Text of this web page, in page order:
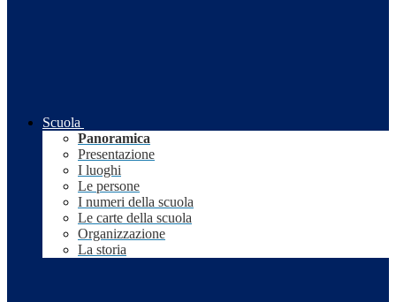
Scuola
Panoramica
Presentazione
I luoghi
Le persone
I numeri della scuola
Le carte della scuola
Organizzazione
La storia